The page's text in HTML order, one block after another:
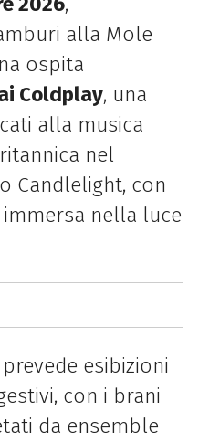
alla Mole
ospita
Coldplay, una
alla musica
nel
Candlelight, con
nella luce
esibizioni
con i brani
da ensemble